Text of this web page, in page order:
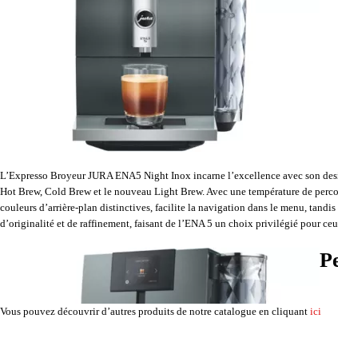
L’Expresso Broyeur JURA ENA5 Night Inox incarne l’excellence avec son
Hot Brew, Cold Brew et le nouveau Light Brew. Avec une température de
couleurs d’arrière-plan distinctives, facilite la navigation dans le menu,
d’originalité et de raffinement, faisant de l’ENA 5 un choix privilégié pour
Vous pouvez découvrir d’autres produits de notre catalogue en cliquant ici